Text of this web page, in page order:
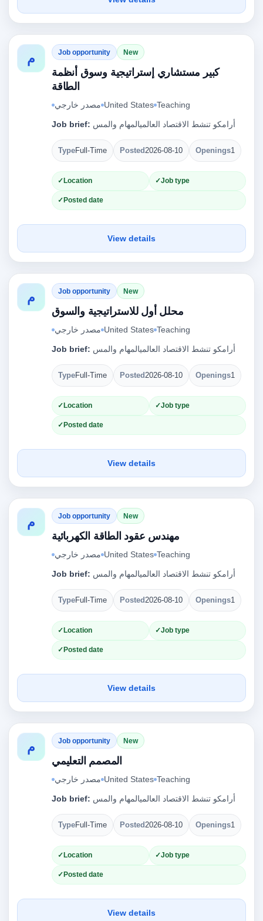
م Job opportunity New
كبير مستشاري إستراتيجية وسوق أنظمة
الطاقة
مصدر خارجي United States Teaching
Job brief: أرامكو تنشط الاقتصاد العالميالمهام والمس
TypeFull-Time Posted2026-08-10 Openings1
Location Job type
Posted date
View details
م Job opportunity New
محلل أول للاستراتيجية والسوق
مصدر خارجي United States Teaching
Job brief: أرامكو تنشط الاقتصاد العالميالمهام والمس
TypeFull-Time Posted2026-08-10 Openings1
Location Job type
Posted date
View details
م Job opportunity New
مهندس عقود الطاقة الكهربائية
مصدر خارجي United States Teaching
Job brief: أرامكو تنشط الاقتصاد العالميالمهام والمس
TypeFull-Time Posted2026-08-10 Openings1
Location Job type
Posted date
View details
م Job opportunity New
المصمم التعليمي
مصدر خارجي United States Teaching
Job brief: أرامكو تنشط الاقتصاد العالميالمهام والمس
TypeFull-Time Posted2026-08-10 Openings1
Location Job type
Posted date
View details